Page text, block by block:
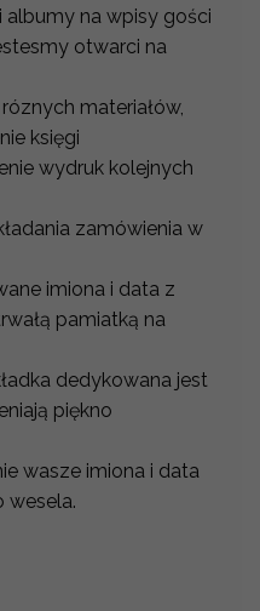
albumy na wpisy gości
otwarci na
materiałów,
księgi
wydruk kolejnych
zamówienia w
imiona i data z
pamiatką na
dedykowana jest
piękno
wasze imiona i data
wesela.